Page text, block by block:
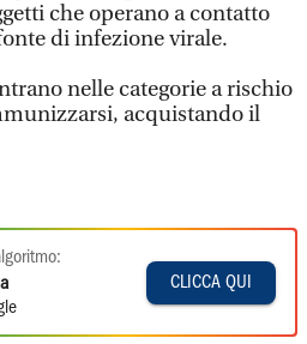
che operano a contatto
di infezione virale.
nelle categorie a rischio
acquistando il
CLICCA QUI